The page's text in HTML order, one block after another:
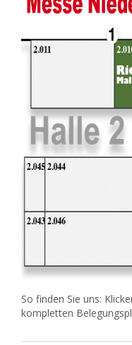
So finden Sie uns:
kompletten